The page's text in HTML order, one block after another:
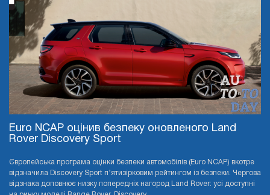
Euro NCAP оцінив безпеку оновленого Land
Rover Discovery Sport
Європейська програма оцінки безпеки автомобілів (Euro NCAP) вкотре
відзначила Discovery Sport п’ятизірковим рейтингом із безпеки. Чергова
відзнака доповнює низку попередніх нагород Land Rover: усі доступні